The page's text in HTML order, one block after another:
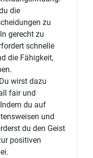
die
zu
gerecht zu
schnelle
die Fähigkeit,
wirst dazu
fair und
du auf
und
du den Geist
positiven